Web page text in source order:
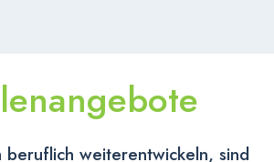
beruflich weiterentwickeln, sind